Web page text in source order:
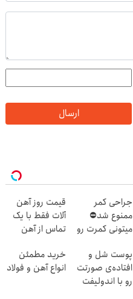
ارسال
جراحی کمر
ممنوع شد⛔
میتونی کمرت رو
کنی! 👈🏻
پرسش‌نامه
قیمت روز آهن
آلات فقط با یک
تماس از آهن
پوست شل و
افتاده‌ی صورتت
رو با اندولیفت
خرید مطمئن
انواع آهن و فولاد